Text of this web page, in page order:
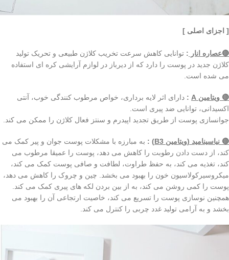
[ اجزای اصلی ]
🔴عصاره انار : توانایی کاهش سرعت تخریب کلاژن طبیعی و تحریک تولید
کلاژن جدید در پوست را دارد که از دیرباز در لوازم آرایشی کره ای استفاده
می شده است.
🔴 ویتامین A : دارای اثر لایه برداری، خواص مرطوب کنندگی خوب، آنتی
اکسیدانی، توانایی ضد پیری است.
جوانسازی پوست از طریق تجدید اپیدرم و سنتز فعال کلاژن را ممکن می کند.
🔴 نیاسینامید (ویتامین B3) : به مبارزه با مشکلات پوست جوان و پیر کمک می
کند، از دست دادن رطوبت را کاهش می دهد، پوست را عمیقا مرطوب می
کند، تغذیه می کند، به حفظ طراوت، لطافت و صافی پوست کمک می کند،
میکروسیرکولاسیون خون را بهبود می بخشد. چین و چروک را کاهش می دهد،
پوست را کمی روشن می کند، به از بین بردن لکه های پیری کمک می کند.
همچنین نوسازی پوست را تسریع می کند، خاصیت ارتجاعی آن را بهبود می
بخشد و به آرامی تولید غدد چربی را کنترل می کند.